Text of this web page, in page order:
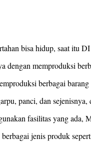
bisa hidup, saat itu
dengan memproduksi
berbagai
panci, dan
fasilitas yang ada,
berbagai jenis produk